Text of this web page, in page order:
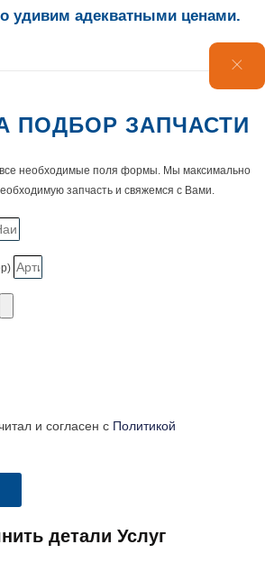
удивим адекватными ценами.
ПОДБОР ЗАПЧАСТИ
необходимые поля формы. Мы максимально
запчасть и свяжемся с Вами.
и согласен с Политикой
детали Услуг